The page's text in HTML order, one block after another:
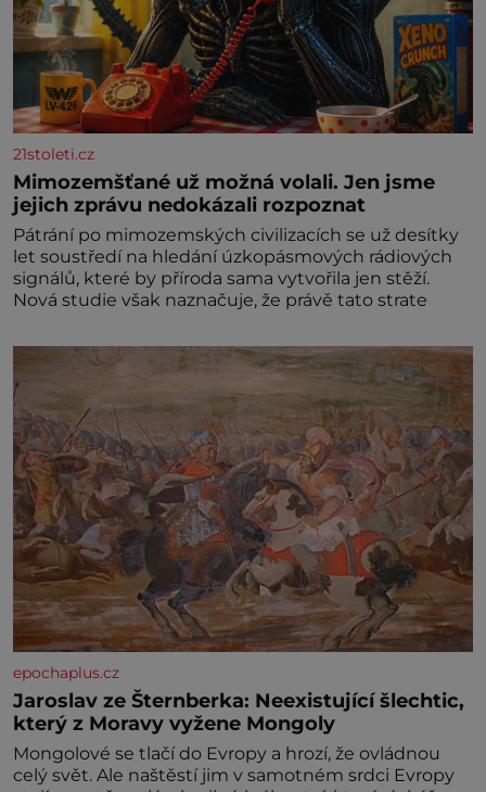
21stoleti.cz
Mimozemšťané už možná volali. Jen jsme
jejich zprávu nedokázali rozpoznat
Pátrání po mimozemských civilizacích se už desítky
let soustředí na hledání úzkopásmových rádiových
signálů, které by příroda sama vytvořila jen stěží.
Nová studie však naznačuje, že právě tato strate
epochaplus.cz
Jaroslav ze Šternberka: Neexistující šlechtic,
který z Moravy vyžene Mongoly
Mongolové se tlačí do Evropy a hrozí, že ovládnou
celý svět. Ale naštěstí jim v samotném srdci Evropy